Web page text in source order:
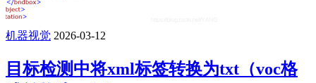
机器视觉 2026-03-12
目标检测中将xml标签转换为txt（voc格